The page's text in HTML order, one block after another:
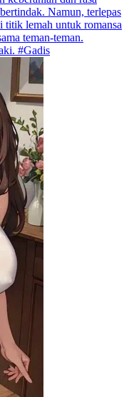
Namun, terlepas
titik lemah untuk romansa
teman-teman.
#Gadis